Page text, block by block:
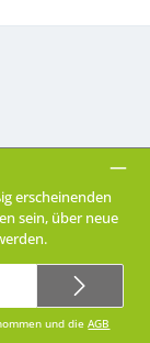
erscheinenden
sein, über neue
und dieAGB